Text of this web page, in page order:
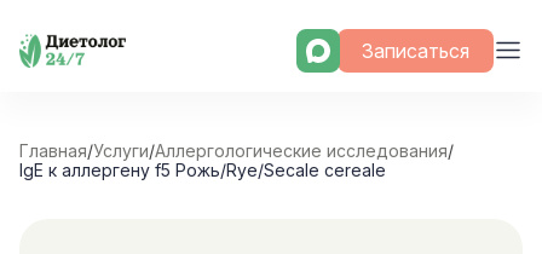
Skip
Записаться
Главная/Услуги/Аллергологические исследования/
IgE к аллергену f5 Рожь/Rye/Secale cereale